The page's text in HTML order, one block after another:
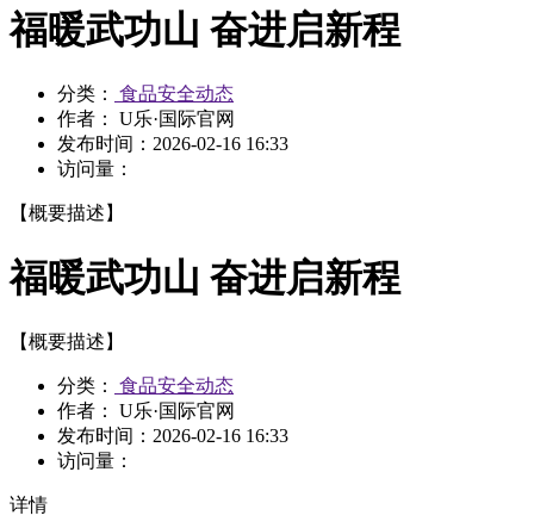
福暖武功山 奋进启新程
分类：
食品安全动态
作者： U乐·国际官网
发布时间： 2026-02-16 16:33
访问量：
【概要描述】
福暖武功山 奋进启新程
【概要描述】
分类：
食品安全动态
作者： U乐·国际官网
发布时间： 2026-02-16 16:33
访问量：
详情